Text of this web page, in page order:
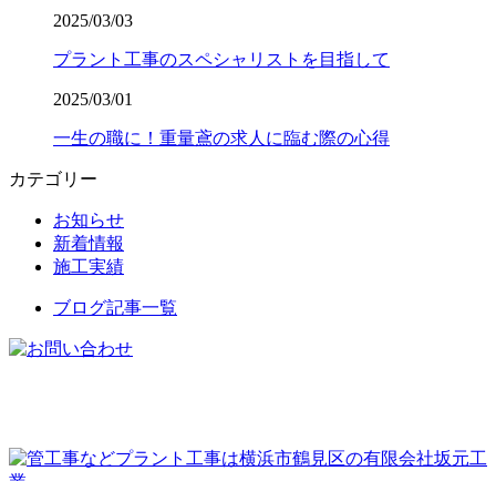
2025/03/03
プラント工事のスペシャリストを目指して
2025/03/01
一生の職に！重量鳶の求人に臨む際の心得
カテゴリー
お知らせ
新着情報
施工実績
ブログ記事一覧